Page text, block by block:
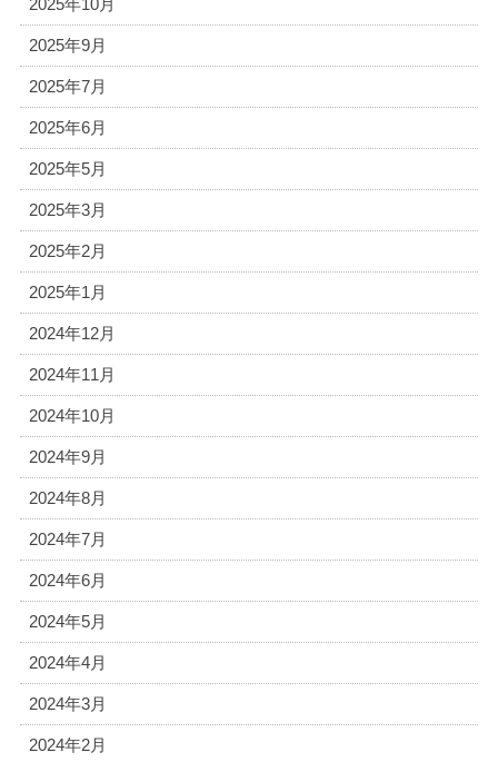
2025年10月
2025年9月
2025年7月
2025年6月
2025年5月
2025年3月
2025年2月
2025年1月
2024年12月
2024年11月
2024年10月
2024年9月
2024年8月
2024年7月
2024年6月
2024年5月
2024年4月
2024年3月
2024年2月